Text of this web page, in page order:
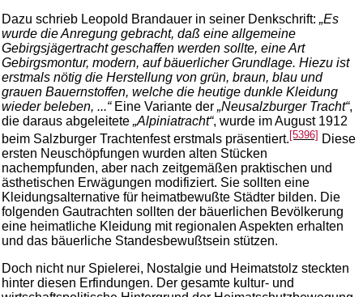
Dazu schrieb Leopold Brandauer in seiner Denkschrift: „Es
wurde die Anregung gebracht, daß eine allgemeine
Gebirgsjägertracht geschaffen werden sollte, eine Art
Gebirgsmontur, modern, auf bäuerlicher Grundlage. Hiezu ist
erstmals nötig die Herstellung von grün, braun, blau und
grauen Bauernstoffen, welche die heutige dunkle Kleidung
wieder beleben, ...“Eine Variante der „Neusalzburger Tracht“,
die daraus abgeleitete „Alpiniatracht“, wurde im August 1912
beim Salzburger Trachtenfest erstmals präsentiert. [5396] Diese
ersten Neuschöpfungen wurden alten Stücken
nachempfunden, aber nach zeitgemäßen praktischen und
ästhetischen Erwägungen modifiziert. Sie sollten eine
Kleidungsalternative für heimatbewußte Städter bilden. Die
folgenden Gautrachten sollten der bäuerlichen Bevölkerung
eine heimatliche Kleidung mit regionalen Aspekten erhalten
und das bäuerliche Standesbewußtsein stützen.
Doch nicht nur Spielerei, Nostalgie und Heimatstolz steckten
hinter diesen Erfindungen. Der gesamte kultur- und